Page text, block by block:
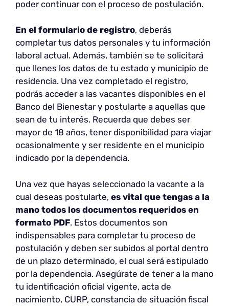
poder continuar con el proceso de postulación.
En el formulario de registro, deberás
completar tus datos personales y tu información
laboral actual. Además, también se te solicitará
que llenes los datos de tu estado y municipio de
residencia. Una vez completado el registro,
podrás acceder a las vacantes disponibles en el
Banco del Bienestar y postularte a aquellas que
sean de tu interés. Recuerda que debes ser
mayor de 18 años, tener disponibilidad para viajar
ocasionalmente y ser residente en el municipio
indicado por la dependencia.
Una vez que hayas seleccionado la vacante a la
cual deseas postularte, es vital que tengas a la
mano todos los documentos requeridos en
formato PDF. Estos documentos son
indispensables para completar tu proceso de
postulación y deben ser subidos al portal dentro
de un plazo determinado, el cual será estipulado
por la dependencia. Asegúrate de tener a la mano
tu identificación oficial vigente, acta de
nacimiento, CURP, constancia de situación fiscal